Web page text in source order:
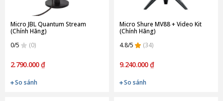
Micro JBL Quantum Stream
(Chính Hãng)
0/5
(0)
2.790.000 ₫
So sánh
Micro Shure MV88 + Video Kit
(Chính Hãng)
4.8/5
(34)
9.240.000 ₫
So sánh